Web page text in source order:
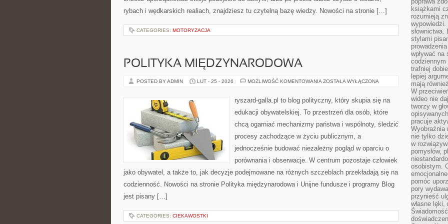
rybach i wędkarskich realiach, znajdziesz tu czytelną bazę wiedzy. Nowości na stronie […]
CATEGORIES: MOTORYZACJA
POLITYKA MIĘDZYNARODOWA
POSTED BY ADMIN LUT - 25 - 2026 MOŻLIWOŚĆ KOMENTOWANIA POLITYKA
ZOSTAŁA WYŁĄCZONA
ryszard-galla.pl to blog polityczny, który skupia się na
edukacji obywatelskiej. To przestrzeń dla osób, które
chcą ogarniać mechanizmy państwa i wspólnoty, śledzić
procesy zachodzące w życiu publicznym, a
jednocześnie budować niezależny pogląd w oparciu o
porównania i obserwacje. W centrum pozostaje człowiek
jako obywatel, a także to, jak decyzje podejmowane na różnych szczeblach przekładają się na
codzienność. Nowości na stronie Polityka międzynarodowa i Unijne fundusze i programy Blog
jest pisany […]
CATEGORIES: CIEKAWOSTKI
książkami
rozumieją
stylami
wpływać
trafniej
lepiej
mają
W
wideo nie
tworzy w
pracuje
Wyobraźnia
nie tylko
w
pomysłów,
osobistym.
pomóc
pory
przynieść
własne